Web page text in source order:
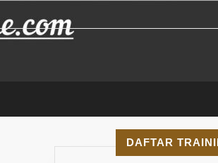
DAFTAR